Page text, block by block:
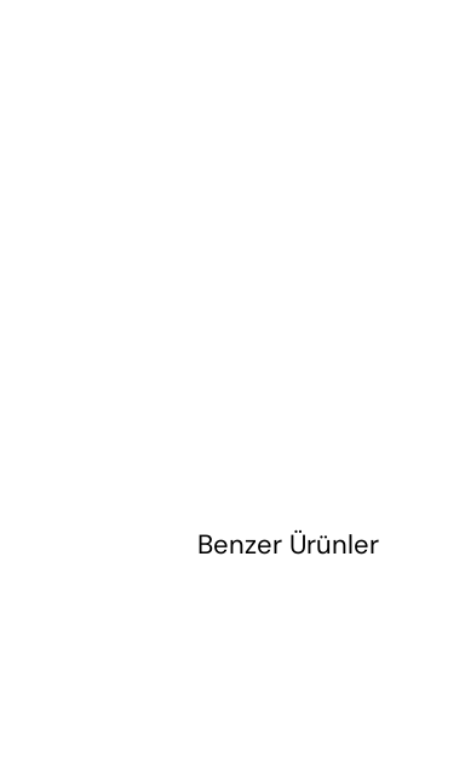
Benzer Ürünler